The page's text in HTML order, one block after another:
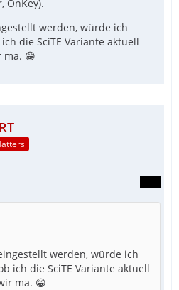
OnKey).
werden, würde ich
die SciTE Variante aktuell
ma. 😁
werden, würde ich
ich die SciTE Variante aktuell
ma. 😁